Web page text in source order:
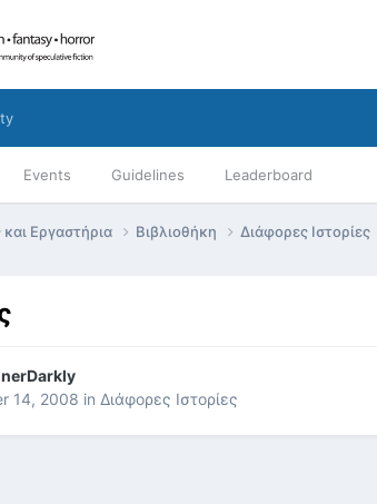
Events Guidelines Leaderboard
και Εργαστήρια Βιβλιοθήκη Διάφορες Ιστορίες
14, 2008 in Διάφορες Ιστορίες